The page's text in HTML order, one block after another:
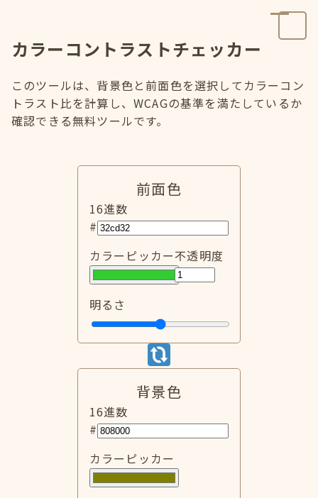
カラーコントラストチェッカー
このツールは、背景色と前面色を選択してカラーコン
トラスト比を計算し、WCAGの基準を満たしているか
確認できる無料ツールです。
前面色
16進数
#
カラーピッカー不透明度
明るさ
背景色
16進数
#
カラーピッカー